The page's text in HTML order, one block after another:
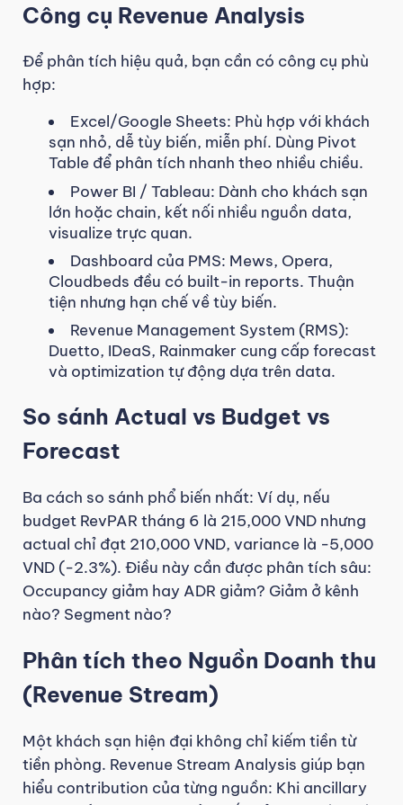
Công cụ Revenue Analysis
Để phân tích hiệu quả, bạn cần có công cụ phù
hợp:
Excel/Google Sheets: Phù hợp với khách
sạn nhỏ, dễ tùy biến, miễn phí. Dùng Pivot
Table để phân tích nhanh theo nhiều chiều.
Power BI / Tableau: Dành cho khách sạn
lớn hoặc chain, kết nối nhiều nguồn data,
visualize trực quan.
Dashboard của PMS: Mews, Opera,
Cloudbeds đều có built-in reports. Thuận
tiện nhưng hạn chế về tùy biến.
Revenue Management System (RMS):
Duetto, IDeaS, Rainmaker cung cấp forecast
và optimization tự động dựa trên data.
So sánh Actual vs Budget vs
Forecast
Ba cách so sánh phổ biến nhất: Ví dụ, nếu
budget RevPAR tháng 6 là 215,000 VND nhưng
actual chỉ đạt 210,000 VND, variance là -5,000
VND (-2.3%). Điều này cần được phân tích sâu:
Occupancy giảm hay ADR giảm? Giảm ở kênh
nào? Segment nào?
Phân tích theo Nguồn Doanh thu
(Revenue Stream)
Một khách sạn hiện đại không chỉ kiếm tiền từ
tiền phòng. Revenue Stream Analysis giúp bạn
hiểu contribution của từng nguồn: Khi ancillary